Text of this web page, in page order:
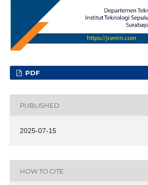
PDF
PUBLISHED
2025-07-15
HOW TO CITE